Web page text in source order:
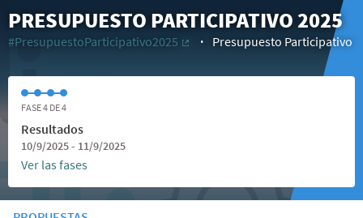
PRESUPUESTO PARTICIPATIVO 2025
#PresupuestoParticipativo2025
Presupuesto Participativo
FASE 4 DE 4
Resultados
10/9/2025 - 11/9/2025
Ver las fases